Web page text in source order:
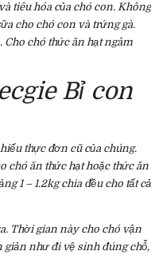
tiêu hóa của chó con. Không
cho chó con và trứng gà.
Cho chó thức ăn hạt ngâm
Bỉ con
thực đơn cũ của chúng.
chó ăn thức hạt hoặc thức ăn
1 – 1.2kg chia đều cho tất cả
Thời gian này cho chó vận
giản như đi vệ sinh đúng chỗ,